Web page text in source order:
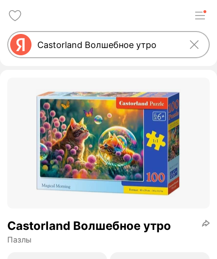
Castorland Волшебное утро
Пазлы